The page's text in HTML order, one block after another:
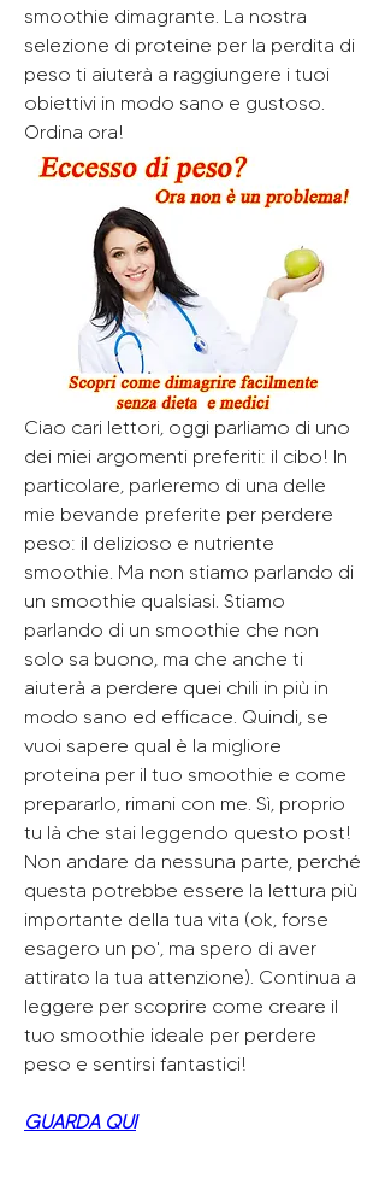
smoothie dimagrante. La nostra
selezione di proteine per la perdita di
peso ti aiuterà a raggiungere i tuoi
obiettivi in modo sano e gustoso.
Ordina ora!
Ciao cari lettori, oggi parliamo di uno
dei miei argomenti preferiti: il cibo! In
particolare, parleremo di una delle
mie bevande preferite per perdere
peso: il delizioso e nutriente
smoothie. Ma non stiamo parlando di
un smoothie qualsiasi. Stiamo
parlando di un smoothie che non
solo sa buono, ma che anche ti
aiuterà a perdere quei chili in più in
modo sano ed efficace. Quindi, se
vuoi sapere qual è la migliore
proteina per il tuo smoothie e come
prepararlo, rimani con me. Sì, proprio
tu là che stai leggendo questo post!
Non andare da nessuna parte, perché
questa potrebbe essere la lettura più
importante della tua vita (ok, forse
esagero un po', ma spero di aver
attirato la tua attenzione). Continua a
leggere per scoprire come creare il
tuo smoothie ideale per perdere
peso e sentirsi fantastici!
GUARDA QUI